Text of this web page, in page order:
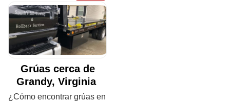
Grúas cerca de
Grandy, Virginia
¿Cómo encontrar grúas en